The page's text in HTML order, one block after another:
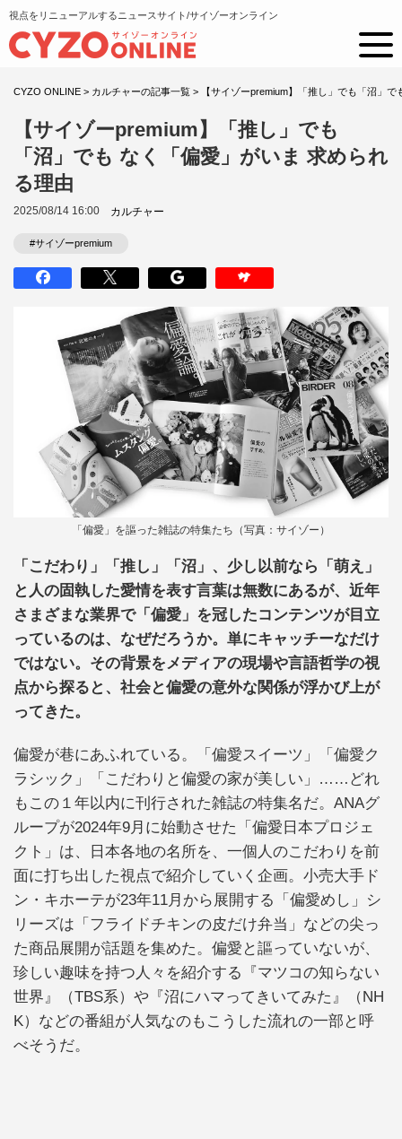
視点をリニューアルするニュースサイト/サイゾーオンライン
CYZO ONLINE > カルチャーの記事一覧 > 【サイゾーpremium】「推し」でも「沼」
【サイゾーpremium】「推し」でも
「沼」でも なく「偏愛」がいま 求められ
る理由
2025/08/14 16:00 カルチャー
#サイゾーpremium
「偏愛」を謳った雑誌の特集たち（写真：サイゾー）
「こだわり」「推し」「沼」、少し以前なら「萌え」
と人の固執した愛情を表す言葉は無数にあるが、近年
さまざまな業界で「偏愛」を冠したコンテンツが目立
っているのは、なぜだろうか。単にキャッチーなだけ
ではない。その背景をメディアの現場や言語哲学の視
点から探ると、社会と偏愛の意外な関係が浮かび上が
ってきた。
偏愛が巷にあふれている。「偏愛スイーツ」「偏愛ク
ラシック」「こだわりと偏愛の家が美しい」……どれ
もこの１年以内に刊行された雑誌の特集名だ。ANAグ
ループが2024年9月に始動させた「偏愛日本プロジェ
クト」は、日本各地の名所を、一個人のこだわりを前
面に打ち出した視点で紹介していく企画。小売大手ド
ン・キホーテが23年11月から展開する「偏愛めし」シ
リーズは「フライドチキンの皮だけ弁当」などの尖っ
た商品展開が話題を集めた。偏愛と謳っていないが、
珍しい趣味を持つ人々を紹介する『マツコの知らない
世界』（TBS系）や『沼にハマってきいてみた』（NH
K）などの番組が人気なのもこうした流れの一部と呼
べそうだ。